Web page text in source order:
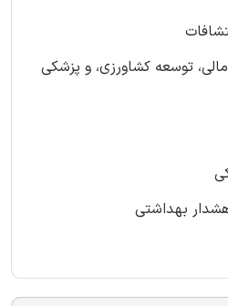
توسعه‌ کشاورزی، و پزشکی
بهداشتی